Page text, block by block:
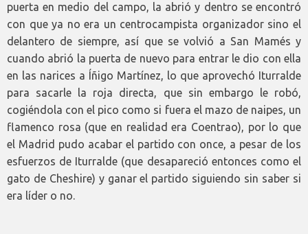
puerta en medio del campo, la abrió y dentro se encontró
con que ya no era un centrocampista organizador sino el
delantero de siempre, así que se volvió a San Mamés y
cuando abrió la puerta de nuevo para entrar le dio con ella
en las narices a Íñigo Martínez, lo que aprovechó Iturralde
para sacarle la roja directa, que sin embargo le robó,
cogiéndola con el pico como si fuera el mazo de naipes, un
flamenco rosa (que en realidad era Coentrao), por lo que
el Madrid pudo acabar el partido con once, a pesar de los
esfuerzos de Iturralde (que desapareció entonces como el
gato de Cheshire) y ganar el partido siguiendo sin saber si
era líder o no.